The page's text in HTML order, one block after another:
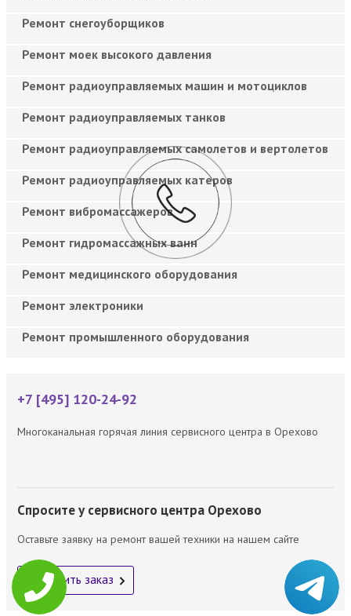
Ремонт снегоуборщиков
Ремонт моек высокого давления
Ремонт радиоуправляемых машин и мотоциклов
Ремонт радиоуправляемых танков
Ремонт радиоуправляемых самолетов и вертолетов
Ремонт радиоуправляемых катеров
Ремонт вибромассажеров
Ремонт гидромассажных ванн
Ремонт медицинского оборудования
Ремонт электроники
Ремонт промышленного оборудования
+7 [495] 120-24-92
Многоканальная горячая линия сервисного центра в Орехово
Спросите у сервисного центра Орехово
Оставьте заявку на ремонт вашей техники на нашем сайте
Оформить заказ